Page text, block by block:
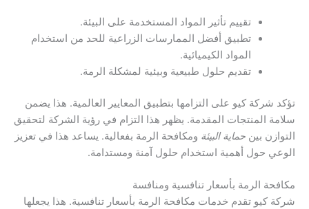
تقييم تأثير المواد المستخدمة على البيئة.
تطبيق أفضل الممارسات الزراعية للحد من استخدام
المواد الكيميائية.
تقديم حلول طبيعية وبيئية لمشكلة الرمة.
تؤكد شركة كيو على التزامها بتطبيق المعايير العالمية. هذا يضمن
سلامة المنتجات المقدمة. يظهر هذا التزام في رؤية الشركة لتحقيق
التوازن بين حماية البيئة ومكافحة الرمة بفعالية. يساعد هذا في تعزيز
الوعي حول أهمية استخدام حلول آمنة ومستدامة.
مكافحة الرمة بأسعار تنافسية ومنافسة
شركة كيو تقدم خدمات مكافحة الرمة بأسعار تنافسية. هذا يجعلها